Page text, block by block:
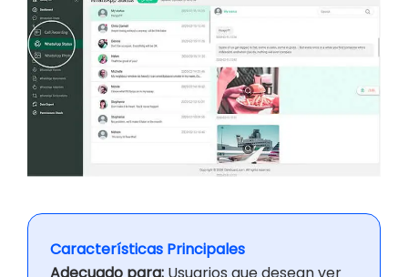
Características Principales
Adecuado para: Usuarios que desean ver